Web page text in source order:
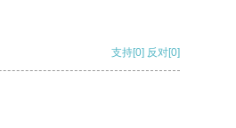
支持[0] 反对[0]